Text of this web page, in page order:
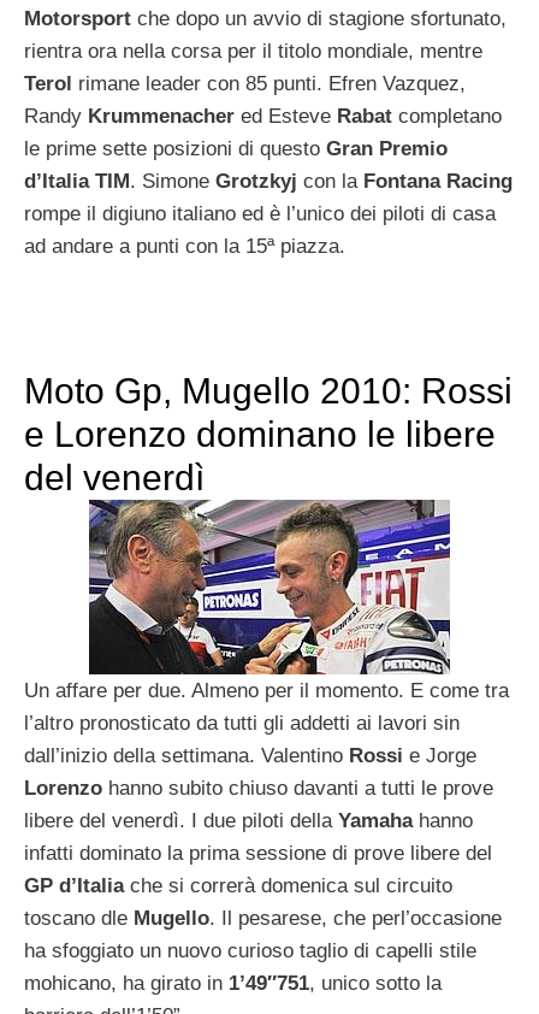
Motorsport che dopo un avvio di stagione sfortunato,
rientra ora nella corsa per il titolo mondiale, mentre
Terol rimane leader con 85 punti. Efren Vazquez,
Randy Krummenacher ed Esteve Rabat completano
le prime sette posizioni di questo Gran Premio
d’Italia TIM. Simone Grotzkyj con la Fontana Racing
rompe il digiuno italiano ed è l’unico dei piloti di casa
ad andare a punti con la 15ª piazza.
Moto Gp, Mugello 2010: Rossi
e Lorenzo dominano le libere
del venerdì
Un affare per due. Almeno per il momento. E come tra
l’altro pronosticato da tutti gli addetti ai lavori sin
dall’inizio della settimana. Valentino Rossi e Jorge
Lorenzo hanno subito chiuso davanti a tutti le prove
libere del venerdì. I due piloti della Yamahahanno
infatti dominato la prima sessione di prove libere del
GP d’Italiache si correrà domenica sul circuito
toscano dle Mugello. Il pesarese, che perl’occasione
ha sfoggiato un nuovo curioso taglio di capelli stile
mohicano, ha girato in 1’49″751, unico sotto la